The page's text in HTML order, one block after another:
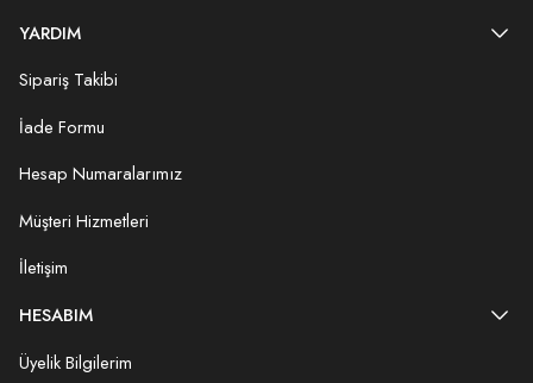
YARDIM
Sipariş Takibi
İade Formu
Hesap Numaralarımız
Müşteri Hizmetleri
İletişim
HESABIM
Üyelik Bilgilerim